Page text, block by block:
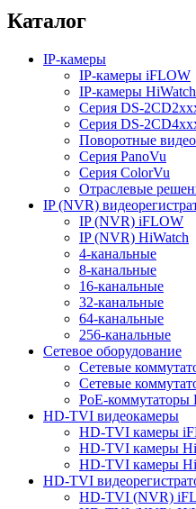
Каталог
IP-камеры
IP-камеры iFLOW
IP-камеры HiWatch
Серия DS-
Серия DS-
Поворотные
Серия PanoVu
Серия ColorVu
Отраслевые
IP (NVR)
IP (NVR) iFLOW
IP (NVR) HiWatch
4-канальные
8-канальные
16-канальные
32-канальные
64-канальные
256-канальные
Сетевое оборудование
Сетевые
Сетевые
PoE-коммутаторы
HD-TVI видеокамеры
HD-TVI камеры
HD-TVI камеры
HD-TVI камеры
HD-TVI
HD-TVI (NVR)